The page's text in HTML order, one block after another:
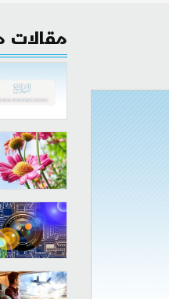
مقالات